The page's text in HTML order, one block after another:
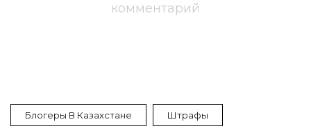
комментарий
Блогеры В Казахстане Штрафы